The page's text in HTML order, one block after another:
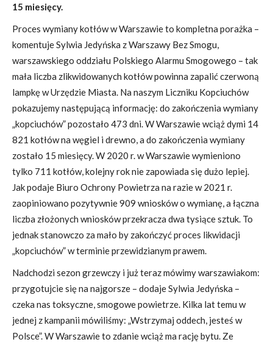
15 miesięcy.
Proces wymiany kotłów w Warszawie to kompletna porażka –
komentuje Sylwia Jedyńska z Warszawy Bez Smogu,
warszawskiego oddziału Polskiego Alarmu Smogowego – tak
mała liczba zlikwidowanych kotłów powinna zapalić czerwoną
lampkę w Urzędzie Miasta. Na naszym Liczniku Kopciuchów
pokazujemy następującą informację: do zakończenia wymiany
„kopciuchów” pozostało 473 dni. W Warszawie wciąż dymi 14
821 kotłów na węgiel i drewno, a do zakończenia wymiany
zostało 15 miesięcy. W 2020 r. w Warszawie wymieniono
tylko 711 kotłów, kolejny rok nie zapowiada się dużo lepiej.
Jak podaje Biuro Ochrony Powietrza na razie w 2021 r.
zaopiniowano pozytywnie 909 wniosków o wymianę, a łączna
liczba złożonych wniosków przekracza dwa tysiące sztuk. To
jednak stanowczo za mało by zakończyć proces likwidacji
„kopciuchów” w terminie przewidzianym prawem.
Nadchodzi sezon grzewczy i już teraz mówimy warszawiakom:
przygotujcie się na najgorsze – dodaje Sylwia Jedyńska –
czeka nas toksyczne, smogowe powietrze. Kilka lat temu w
jednej z kampanii mówiliśmy: „Wstrzymaj oddech, jesteś w
Polsce”. W Warszawie to zdanie wciąż ma rację bytu. Ze